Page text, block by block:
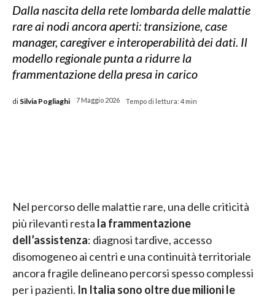
Dalla nascita della rete lombarda delle malattie
rare ai nodi ancora aperti: transizione, case
manager, caregiver e interoperabilità dei dati. Il
modello regionale punta a ridurre la
frammentazione della presa in carico
di Silvia Pogliaghi 7 Maggio 2026 Tempo di lettura: 4 min
Nel percorso delle malattie rare, una delle criticità
più rilevanti resta la frammentazione
dell’assistenza: diagnosi tardive, accesso
disomogeneo ai centri e una continuità territoriale
ancora fragile delineano percorsi spesso complessi
per i pazienti. In Italia sono oltre due milioni le